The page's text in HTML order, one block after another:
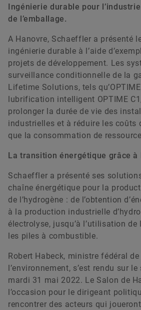
Ingénierie durable pour
de l’emballage.
A Hanovre, Schaeffler a présenté
ingénierie durable à l’aide
projets de développement. Les
surveillance conditionnelle de la
Lifetime Solutions, tels
lubrification intelligent OPTIME
prolonger la durée de vie des
industrielles et à réduire les coûts
que la consommation de
La transition énergétique grâce à
Schaeffler a présenté ses
chaîne énergétique pour la
de l’hydrogène : de l’obtention
à la production industrielle
électrolyse, jusqu’à l’utilisation de
les piles à combustible.
Robert Habeck, ministre fédéral de
l’environnement, s’est rendu sur
mardi 31 mai 2022. Le Salon de
l’occasion pour le dirigeant
rencontrer des acteurs qui